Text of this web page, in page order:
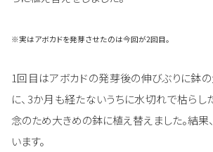
※実はアボカドを発芽させたのは今回が2回目。
1回目はアボカドの発芽後の伸びぶりに鉢
に、3か月も経たないうちに水切れで枯らし
念のため大きめの鉢に植え替えました。結果
います。